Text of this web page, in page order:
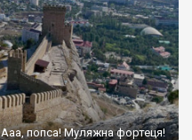
попса! Муляжна фортеця!